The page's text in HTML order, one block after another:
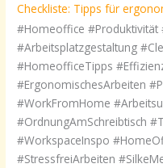
Checkliste: Tipps für
#Homeoffice #Produktivität
#Arbeitsplatzgestaltung
#HomeofficeTipps
#ErgonomischesArbeiten
#WorkFromHome
#OrdnungAmSchreibtisch
#WorkspaceInspo
#StressfreiArbeiten